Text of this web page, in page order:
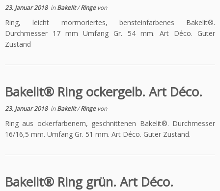
23. Januar 2018inBakelit/Ringevon
Ring, leicht mormoriertes, bensteinfarbenes Bakelit®.
Durchmesser 17 mm Umfang Gr. 54 mm. Art Déco. Guter
Zustand
Bakelit® Ring ockergelb. Art Déco.
23. Januar 2018inBakelit/Ringevon
Ring aus ockerfarbenem, geschnittenen Bakelit®. Durchmesser
16/16,5 mm. Umfang Gr. 51 mm. Art Déco. Guter Zustand.
Bakelit® Ring grün. Art Déco.